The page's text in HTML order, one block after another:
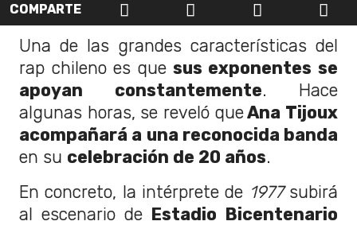
COMPARTE
Una de las grandes características del
rap chileno es que sus exponentes se
apoyan constantemente. Hace
algunas horas, se reveló queAna Tijoux
acompañará a una reconocida banda
en su celebración de 20 años.
En concreto, la intérprete de 1977subirá
al escenario de Estadio Bicentenario